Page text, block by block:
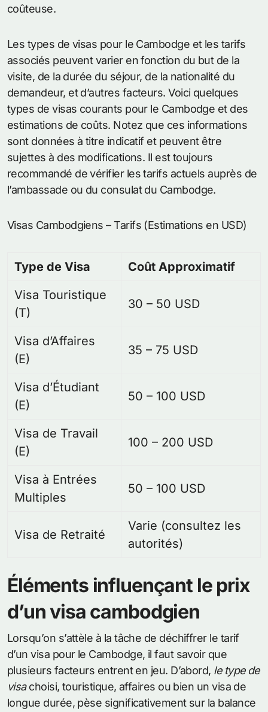
coûteuse.
Les types de visas pour le Cambodge et les tarifs
associés peuvent varier en fonction du but de la
visite, de la durée du séjour, de la nationalité du
demandeur, et d’autres facteurs. Voici quelques
types de visas courants pour le Cambodge et des
estimations de coûts. Notez que ces informations
sont données à titre indicatif et peuvent être
sujettes à des modifications. Il est toujours
recommandé de vérifier les tarifs actuels auprès de
l’ambassade ou du consulat du Cambodge.
Visas Cambodgiens – Tarifs (Estimations en USD)
Type de Visa
Coût Approximatif
Visa Touristique
(T)
30 – 50 USD
Visa d’Affaires
(E)
35 – 75 USD
Visa d’Étudiant
(E)
50 – 100 USD
Visa de Travail
(E)
100 – 200 USD
Visa à Entrées
Multiples
50 – 100 USD
Visa de Retraité
Varie (consultez les
autorités)
Éléments influençant le prix
d’un visa cambodgien
Lorsqu’on s’attèle à la tâche de déchiffrer le tarif
d’un visa pour le Cambodge, il faut savoir que
plusieurs facteurs entrent en jeu. D’abord, le type de
visachoisi, touristique, affaires ou bien un visa de
longue durée, pèse significativement sur la balance